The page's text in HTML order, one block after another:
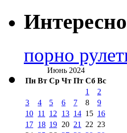
порно
Июнь 2024
Пн Вт Ср Чт Пт Сб Вс
1
2
3
4 5 6 7 8
9
10 11 12 13 14 15 16
17 18 19 20 21 22 23